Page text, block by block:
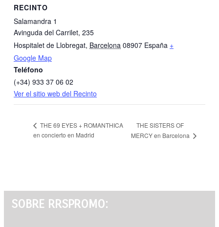
RECINTO
Salamandra 1
Avinguda del Carrilet, 235
Hospitalet de Llobregat, Barcelona 08907 España +
Google Map
Teléfono
(+34) 933 37 06 02
Ver el sitio web del Recinto
THE 69 EYES + ROMANTHICA
en concierto en Madrid
THE SISTERS OF
MERCY en Barcelona
SOBRE RRSPROMO: